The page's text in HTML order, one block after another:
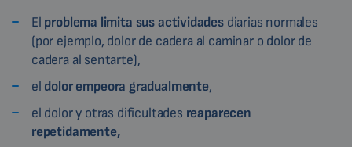
El problema limita susactividadesdiarias normales
(por ejemplo, dolor de cadera al caminar o dolor de
cadera al sentarte),
el dolor empeora gradualmente,
el dolor y otras dificultades reaparecen
repetidamente,